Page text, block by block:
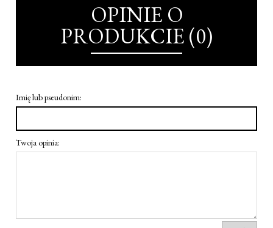
OPINIE O
PRODUKCIE (0)
Imię lub pseudonim:
Twoja opinia: